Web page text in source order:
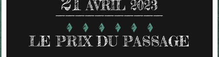
AVRIL 2023
LE PRIX DU PASSAGE